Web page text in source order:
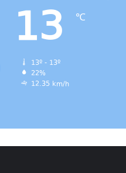
13 ℃
13º - 13º
22%
12.35 km/h